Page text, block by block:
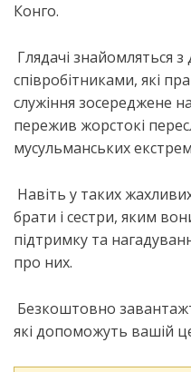
Конго.
Глядачі знайомляться
співробітниками, які
служіння зосереджене
пережив жорстокі
мусульманських
Навіть у таких
брати і сестри, яким
підтримку та
про них.
Безкоштовно
які допоможуть вашій